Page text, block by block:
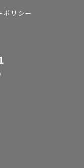
ポリシー